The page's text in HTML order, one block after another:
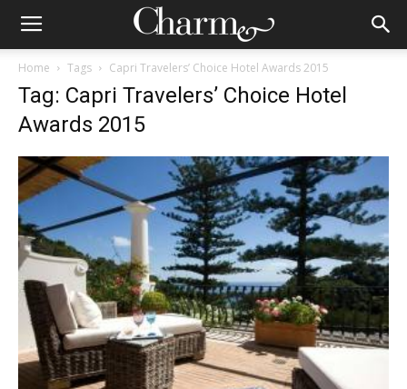
Home Tags Capri Travelers’ Choice Hotel Awards 2015
Tag: Capri Travelers’ Choice Hotel
Awards 2015